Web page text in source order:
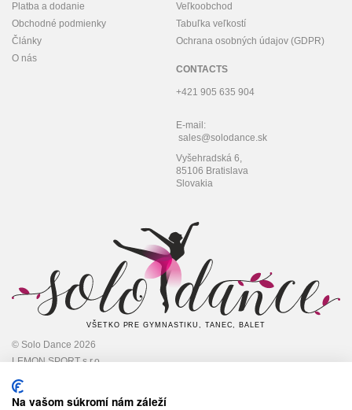
Platba a dodanie
Obchodné podmienky
Články
O nás
Veľkoobchod
Tabuľka veľkostí
Ochrana osobných údajov (GDPR)
CONTACTS
+421 905 635 904
E-mail:
sales@solodance.sk
Vyšehradská 6,
85106 Bratislava
Slovakia
VŠETKO PRE GYMNASTIKU, TANEC, BALET
© Solo Dance 2026
LEMON SPORT s.r.o
IČO: 45 348 545,
DIČ: 2022948301
Na vašom súkromí nám záleží